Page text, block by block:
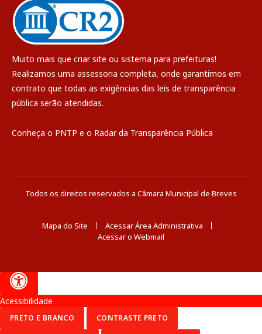
Muito mais que criar site ou sistema para prefeituras!
Realizamos uma assessoria completa, onde garantimos em
contrato que todas as exigências das leis de transparência
pública serão atendidas.
Conheça o PNTP e o Radar da Transparência Pública
Todos os direitos reservados a Câmara Municipal de Breves
Mapa do Site
Acessar Área Administrativa
Acessar o Webmail
Acessibilidade
PRETO E BRANCO CONTRASTE PRETO